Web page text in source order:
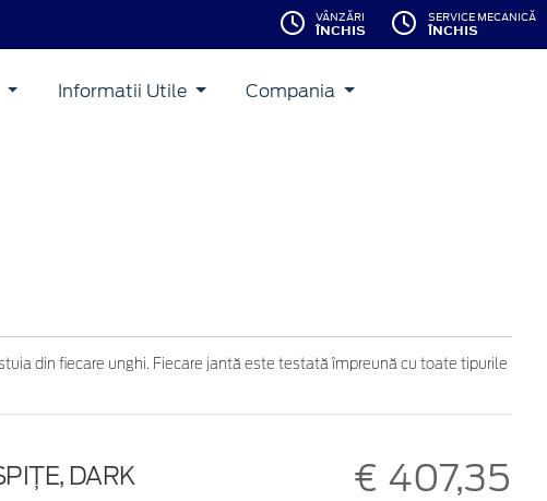
VÂNZĂRI
ÎNCHIS
SERVICE MECANICĂ
ÎNCHIS
Informatii Utile Compania
din fiecare unghi. Fiecare jantă este testată împreună cu toate tipurile
DARK
€ 407,35